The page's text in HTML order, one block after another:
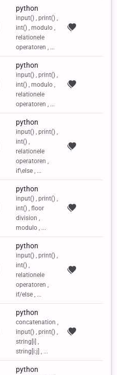
python
input() , print() ,
int() , modulo ,
relationele
operatoren , ...
python
input() , print() ,
int() , modulo ,
relationele
operatoren , ...
python
input() , print() ,
int() ,
relationele
operatoren ,
if\else , ...
python
input() , print() ,
int() , floor
division ,
modulo , ...
python
input() , print() ,
int() ,
relationele
operatoren ,
if/else , ...
python
concatenation ,
input() , print() ,
string[i] ,
string[i:j] , ...
python